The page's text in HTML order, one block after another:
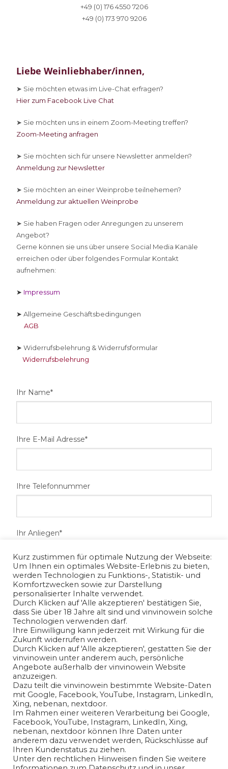
+49 (0) 176 4550 7206
+49 (0) 173 970 9206
Liebe Weinliebhaber/innen,
➤ Sie möchten etwas im Live-Chat erfragen?
Hier zum Facebook Live Chat
➤ Sie möchten uns in einem Zoom-Meeting treffen?
Zoom-Meeting anfragen
➤ Sie möchten sich für unsere Newsletter anmelden?
Anmeldung zur Newsletter
➤ Sie möchten an einer Weinprobe teilnehemen?
Anmeldung zur aktuellen Weinprobe
➤ Sie haben Fragen oder Anregungen zu unserem
Angebot?
Gerne können sie uns über unsere Social Media Kanäle
erreichen oder über folgendes Formular Kontakt
aufnehmen:
➤ Impressum
➤ Allgemeine Geschäftsbedingungen
AGB
➤Widerrufsbelehrung & Widerrufsformular
Widerrufsbelehrung
Ihr Name*
Ihre E-Mail Adresse*
Ihre Telefonnummer
Ihr Anliegen*
Ich habe dieDatenschutzerklärunggelesen und bin mit
der Verarbeitung meiner angegeben
personenbezogenen Daten in Übereinstimmung mit den
Bedingungen der Datenschutzerklärungeinverstanden.
Ja
Kurz zustimmen für optimale Nutzung der Webseite:
Um Ihnen ein optimales Website-Erlebnis zu bieten,
werden Technologien zu Funktions-, Statistik- und
Komfortzwecken sowie zur Darstellung
personalisierter Inhalte verwendet.
Durch Klicken auf 'Alle akzeptieren' bestätigen Sie,
dass Sie über 18 Jahre alt sind und vinvinowein solche
Technologien verwenden darf.
Ihre Einwilligung kann jederzeit mit Wirkung für die
Zukunft widerrufen werden.
Durch Klicken auf 'Alle akzeptieren', gestatten Sie der
vinvinowein unter anderem auch, persönliche
Angebote außerhalb der vinvinowein Website
anzuzeigen.
Dazu teilt die vinvinowein bestimmte Website-Daten
mit Google, Facebook, YouTube, Instagram, LinkedIn,
Xing, nebenan, nextdoor.
Im Rahmen einer weiteren Verarbeitung bei Google,
Facebook, YouTube, Instagram, LinkedIn, Xing,
nebenan, nextdoor können Ihre Daten unter
anderem dazu verwendet werden, Rückschlüsse auf
Ihren Kundenstatus zu ziehen.
Unter den rechtlichen Hinweisen finden Sie weitere